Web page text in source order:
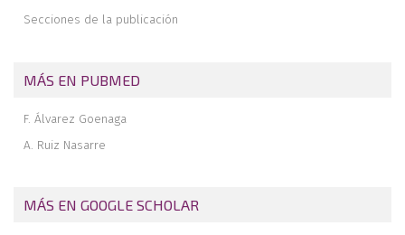
Secciones de la publicación
MÁS EN PUBMED
F. Álvarez Goenaga
A. Ruiz Nasarre
MÁS EN GOOGLE SCHOLAR